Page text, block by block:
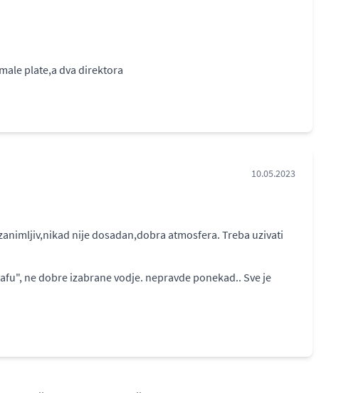
plate,a dva direktora
10.05.2023
nije dosadan,dobra atmosfera. Treba uzivati
ne dobre izabrane vodje. nepravde ponekad.. Sve je